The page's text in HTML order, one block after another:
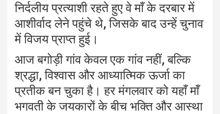
निर्दलीय प्रत्याशी रहते हुए वे माँ के दरबार में
आशीर्वाद लेने पहुंचे थे, जिसके बाद उन्हें चुनाव
में विजय प्राप्त हुई।
आज बगोड़ी गांव केवल एक गांव नहीं, बल्कि
श्रद्धा, विश्वास और आध्यात्मिक ऊर्जा का
प्रतीक बन चुका है। हर मंगलवार को यहाँ माँ
भगवती के जयकारों के बीच भक्ति और आस्था